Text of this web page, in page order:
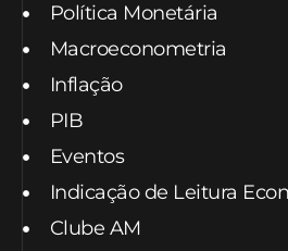
Política Monetária
Macroeconometria
Inflação
PIB
Eventos
Indicação de Leitura
Clube AM